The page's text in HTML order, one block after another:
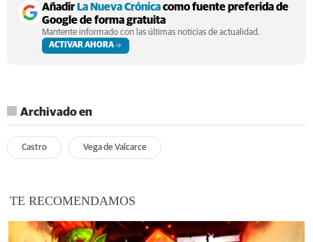
AñadirLa Nueva Crónicacomo fuente preferida de
Google de forma gratuita
Mantente informado con las últimas noticias de actualidad.
ACTIVAR AHORA
Archivado en
Castro Vega de Valcarce
TE RECOMENDAMOS